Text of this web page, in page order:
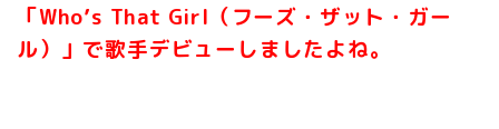
「Who’s That Girl（フーズ・ザット・ガー
ル）」で歌手デビューしましたよね。